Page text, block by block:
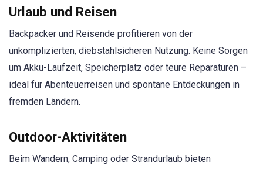
Urlaub und Reisen
Backpacker und Reisende profitieren von der
unkomplizierten, diebstahlsicheren Nutzung. Keine Sorgen
um Akku-Laufzeit, Speicherplatz oder teure Reparaturen –
ideal für Abenteuerreisen und spontane Entdeckungen in
fremden Ländern.
Outdoor-Aktivitäten
Beim Wandern, Camping oder Strandurlaub bieten